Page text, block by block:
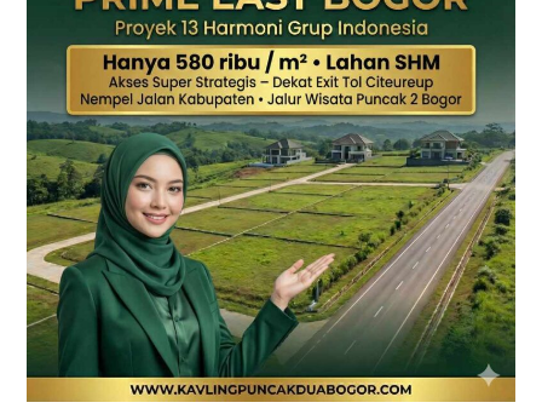
Puncak
Panduan
Lengkap
&
Legalitas
Jelas